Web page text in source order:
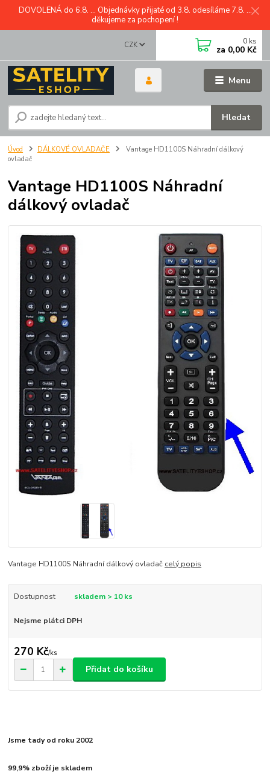
DOVOLENÁ do 6.8. ... Objednávky přijaté od 3.8. odesíláme 7.8. ...
děkujeme za pochopení !
Menu
CZK
Hledat
0 ks
za 0,00 Kč
Úvod DÁLKOVÉ OVLADAČE
Vantage HD1100S Náhradní dálkový
ovladač
Vantage HD1100S Náhradní
dálkový ovladač
Vantage HD1100S Náhradní dálkový ovladač celý popis
Dostupnost skladem > 10 ks
Nejsme plátci DPH
270 Kč/ks
Přidat do košíku
Jsme tady od roku 2002
99,9% zboží je skladem